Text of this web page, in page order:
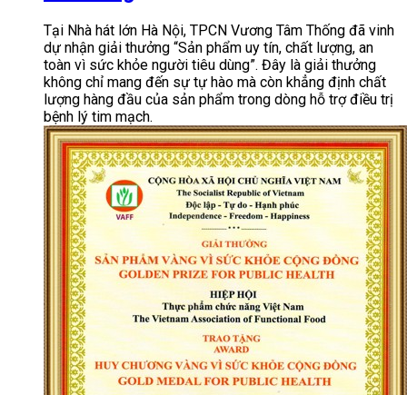
Tại Nhà hát lớn Hà Nội, TPCN Vương Tâm Thống đã vinh
dự nhận giải thưởng “Sản phẩm uy tín, chất lượng, an
toàn vì sức khỏe người tiêu dùng”. Đây là giải thưởng
không chỉ mang đến sự tự hào mà còn khẳng định chất
lượng hàng đầu của sản phẩm trong dòng hỗ trợ điều trị
bệnh lý tim mạch.